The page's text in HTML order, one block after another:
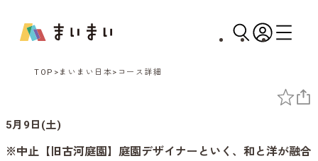
TOP まいまい日本 コース詳細
5月9日(土)
※中止【旧古河庭園】庭園デザイナーといく、和と洋が融合